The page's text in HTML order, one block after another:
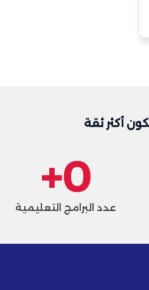
أكثر ثقة
عدد البرامج التعليمية
0
+